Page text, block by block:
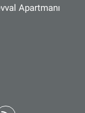
Apartmanı